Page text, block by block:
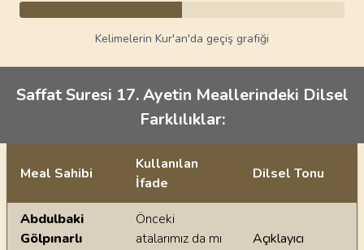
Kelimelerin Kur'an'da geçiş grafiği
Saffat Suresi 17. Ayetin Meallerindeki Dilsel
Farklılıklar:
Ayetin meallerindeki dilsel farklılıklar
Meal Sahibi
Kullanılan
İfade
Dilsel Tonu
Abdulbaki
Gölpınarlı
Önceki
atalarımız da mı
Açıklayıcı